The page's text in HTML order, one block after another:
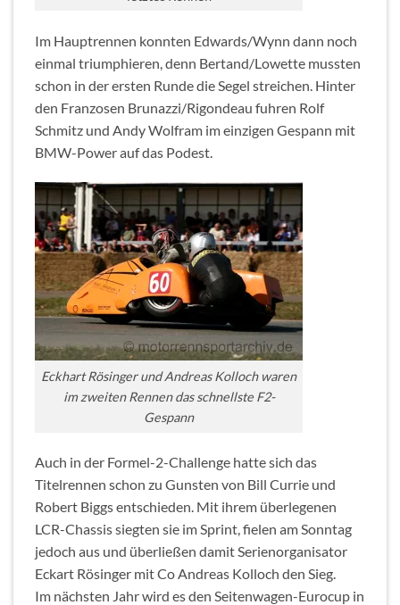
Im Hauptrennen konnten Edwards/Wynn dann noch
einmal triumphieren, denn Bertand/Lowette mussten
schon in der ersten Runde die Segel streichen. Hinter
den Franzosen Brunazzi/Rigondeau fuhren Rolf
Schmitz und Andy Wolfram im einzigen Gespann mit
BMW-Power auf das Podest.
Eckhart Rösinger und Andreas Kolloch waren
im zweiten Rennen das schnellste F2-
Gespann
Auch in der Formel-2-Challenge hatte sich das
Titelrennen schon zu Gunsten von Bill Currie und
Robert Biggs entschieden. Mit ihrem überlegenen
LCR-Chassis siegten sie im Sprint, fielen am Sonntag
jedoch aus und überließen damit Serienorganisator
Eckart Rösinger mit Co Andreas Kolloch den Sieg.
Im nächsten Jahr wird es den Seitenwagen-Eurocup in